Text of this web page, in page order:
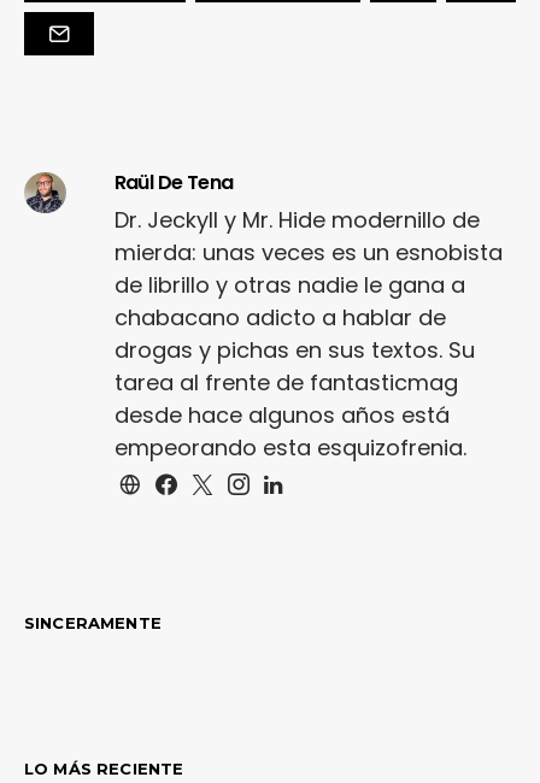
Raül De Tena
Dr. Jeckyll y Mr. Hide modernillo de
mierda: unas veces es un esnobista
de librillo y otras nadie le gana a
chabacano adicto a hablar de
drogas y pichas en sus textos. Su
tarea al frente de fantasticmag
desde hace algunos años está
empeorando esta esquizofrenia.
SINCERAMENTE
LO MÁS RECIENTE